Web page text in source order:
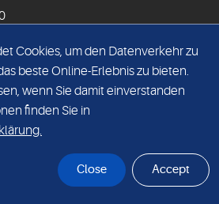
Cookies, um den Datenverkehr zu
beste Online-Erlebnis zu bieten.
wenn Sie damit einverstanden
finden Sie in
Close Accept